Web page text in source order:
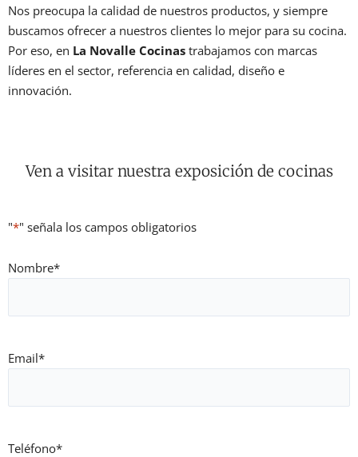
Nos preocupa la calidad de nuestros productos, y siempre
buscamos ofrecer a nuestros clientes lo mejor para su cocina.
Por eso, en La Novalle Cocinas trabajamos con marcas
líderes en el sector, referencia en calidad, diseño e
innovación.
Ven a visitar nuestra exposición de cocinas
"*" señala los campos obligatorios
Nombre*
Email*
Teléfono*